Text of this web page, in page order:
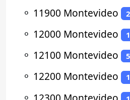
⚬ 11900 Montevideo
⚬ 12000 Montevideo
⚬ 12100 Montevideo 5
⚬ 12200 Montevideo 1